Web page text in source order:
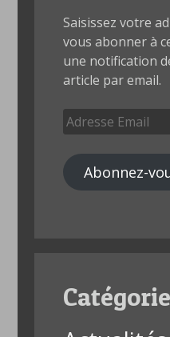
Saisissez votre
vous abonner à
une notification
article par email.
Adresse
Email
Abonnez-